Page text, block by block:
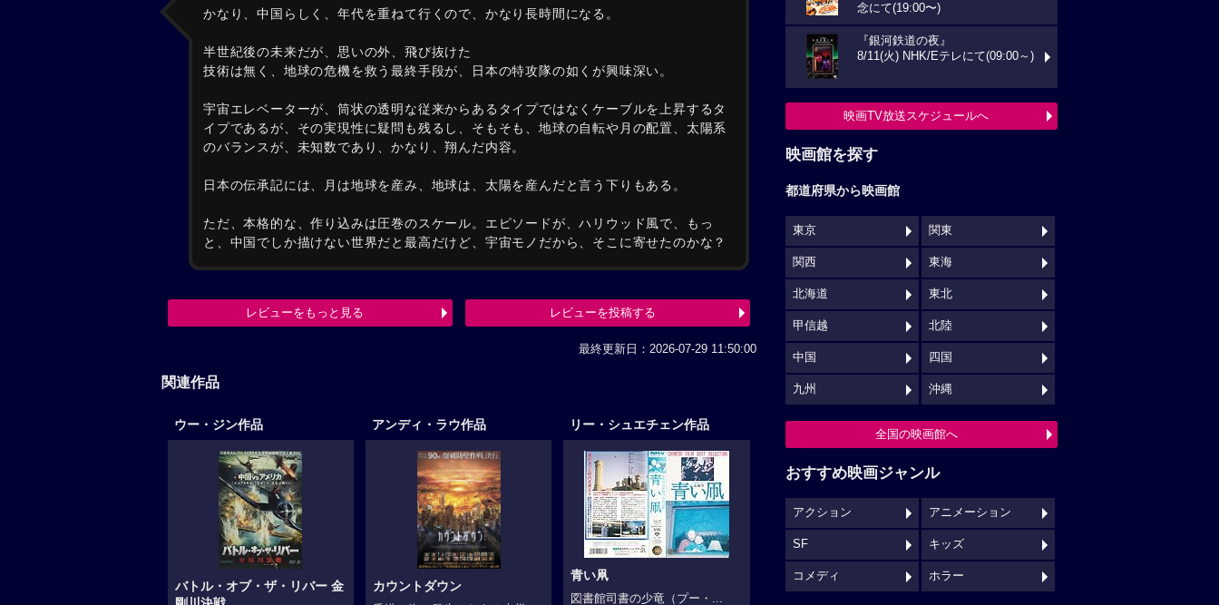
かなり、中国らしく、年代を重ねて行くので、かなり長時間になる。
半世紀後の未来だが、思いの外、飛び抜けた
技術は無く、地球の危機を救う最終手段が、日本の特攻隊の如くが興味深い。
宇宙エレベーターが、筒状の透明な従来からあるタイプではなくケーブルを上昇するタ
イプであるが、その実現性に疑問も残るし、そもそも、地球の自転や月の配置、太陽系
のバランスが、未知数であり、かなり、翔んだ内容。
日本の伝承記には、月は地球を産み、地球は、太陽を産んだと言う下りもある。
ただ、本格的な、作り込みは圧巻のスケール。エピソードが、ハリウッド風で、もっ
と、中国でしか描けない世界だと最高だけど、宇宙モノだから、そこに寄せたのかな？
レビューをもっと見る レビューを投稿する
最終更新日：2026-07-29 11:50:00
関連作品
ウー・ジン作品
バトル・オブ・ザ・リバー 金
アンディ・ラウ作品
カウントダウン
リー・シュエチェン作品
青い凧
図書館司書の少竜（プー・...
念にて(19:00〜)
『銀河鉄道の夜』
8/11(火) NHK/Eテレにて(09:00～)
映画TV放送スケジュールへ
映画館を探す
都道府県から映画館
東京 関東
関西 東海
北海道 東北
甲信越 北陸
中国 四国
九州 沖縄
全国の映画館へ
おすすめ映画ジャンル
アクション アニメーション
SF キッズ
コメディ ホラー